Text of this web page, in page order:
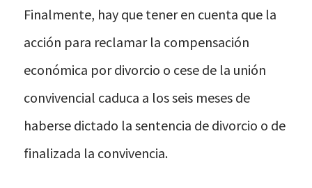
Finalmente, hay que tener en cuenta que la
acción para reclamar la compensación
económica por divorcio o cese de la unión
convivencial caduca a los seis meses de
haberse dictado la sentencia de divorcio o de
finalizada la convivencia.